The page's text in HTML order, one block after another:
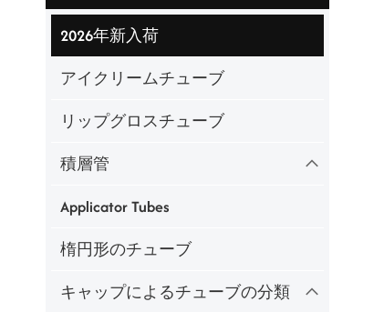
2026年新入荷
アイクリームチューブ
リップグロスチューブ
積層管
Applicator Tubes
楕円形のチューブ
キャップによるチューブの分類